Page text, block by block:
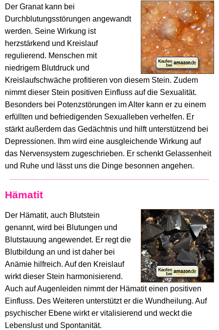
Der Granat kann bei
Durchblutungsstörungen angewandt
werden. Seine Wirkung ist
herzstärkend und Kreislauf
regulierend. Menschen mit
niedrigem Blutdruck und
Kreislaufschwäche profitieren von diesem Stein. Zudem
nimmt dieser Stein positiven Einfluss auf die Sexualität.
Besonders bei Potenzstörungen im Alter kann er zu einem
erfüllten und befriedigenden Sexualleben verhelfen. Er
stärkt außerdem das Gedächtnis und hilft unterstützend bei
Depressionen. Ihm wird eine ausgleichende Wirkung auf
das Nervensystem zugeschrieben. Er schenkt Gelassenheit
und Ruhe und lässt uns die Dinge besonnen angehen.
Hämatit
Der Hämatit, auch Blutstein
genannt, wird bei Blutungen und
Blutstauung angewendet. Er regt die
Blutbildung an und ist daher bei
Anämie hilfreich. Auf den Kreislauf
wirkt dieser Stein harmonisierend.
Auch auf Augenleiden nimmt der Hämatit einen positiven
Einfluss. Des Weiteren unterstützt er die Wundheilung. Auf
psychischer Ebene wirkt er vitalisierend und weckt die
Lebenslust und Spontanität.